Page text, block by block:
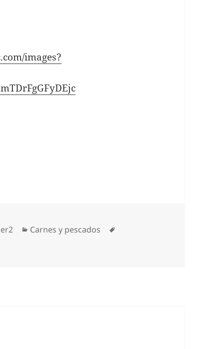
images?
Categorías
Carnes y pescados